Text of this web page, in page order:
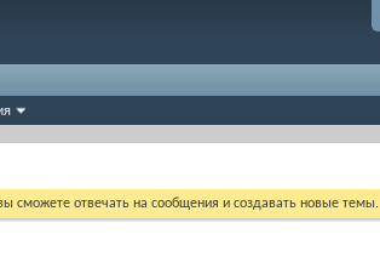
сможете отвечать на сообщения и создавать новые темы.